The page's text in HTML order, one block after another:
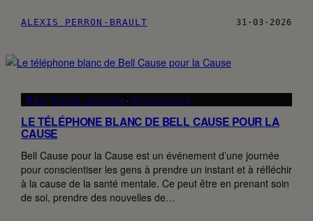
ALEXIS PERRON-BRAULT 31·03·2026
Bell ·Santé mentale·Storytelling
LE TÉLÉPHONE BLANC DE BELL CAUSE POUR LA
CAUSE
Bell Cause pour la Cause est un événement d’une journée
pour conscientiser les gens à prendre un instant et à réfléchir
à la cause de la santé mentale. Ce peut être en prenant soin
de soi, prendre des nouvelles de…